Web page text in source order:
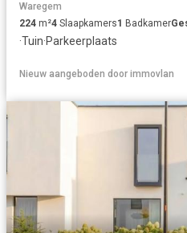
Waregem
224 m²4 Slaapkamers1 Badkamer
·Tuin·Parkeerplaats
Nieuw aangeboden door immovlan